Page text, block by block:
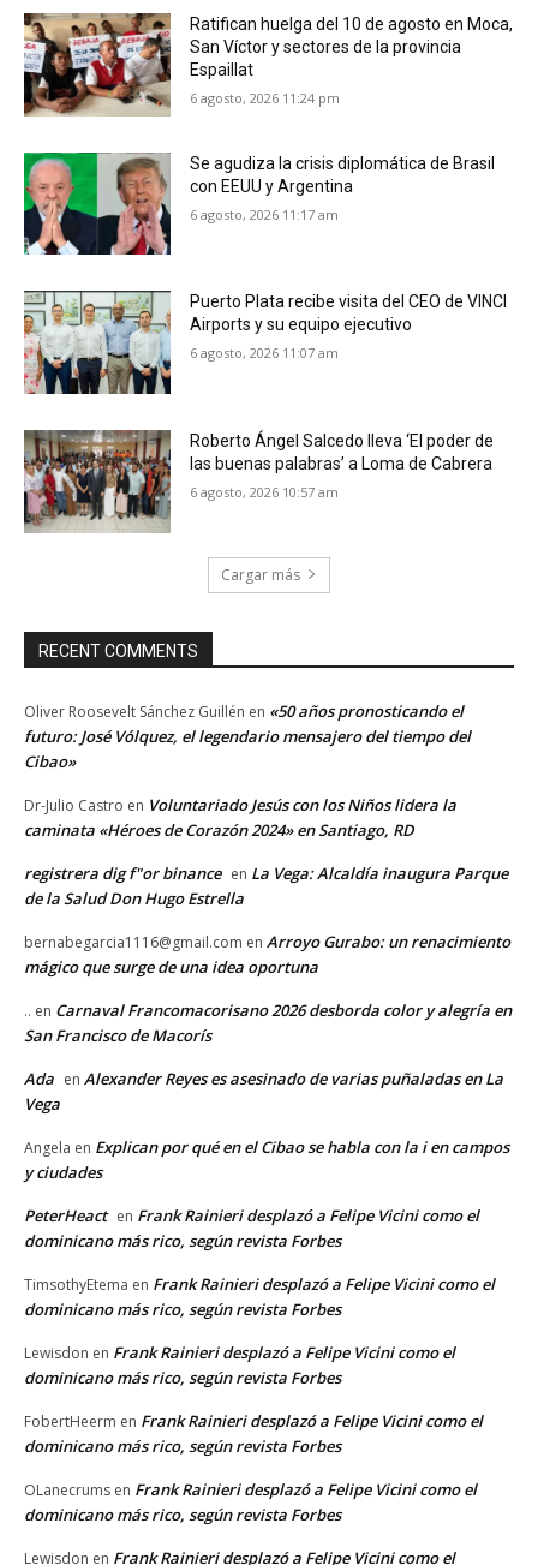
Ratifican huelga del 10 de agosto en Moca,
San Víctor y sectores de la provincia
Espaillat
6 agosto, 2026 11:24 pm
Se agudiza la crisis diplomática de Brasil
con EEUU y Argentina
6 agosto, 2026 11:17 am
Puerto Plata recibe visita del CEO de VINCI
Airports y su equipo ejecutivo
6 agosto, 2026 11:07 am
Roberto Ángel Salcedo lleva ‘El poder de
las buenas palabras’ a Loma de Cabrera
6 agosto, 2026 10:57 am
Cargar más
RECENT COMMENTS
Oliver Roosevelt Sánchez Guillén en «50 años pronosticando el
futuro: José Vólquez, el legendario mensajero del tiempo del
Cibao»
Dr-Julio Castro en Voluntariado Jesús con los Niños lidera la
caminata «Héroes de Corazón 2024» en Santiago, RD
registrera dig f"or binance en La Vega: Alcaldía inaugura Parque
de la Salud Don Hugo Estrella
bernabegarcia1116@gmail.com en Arroyo Gurabo: un renacimiento
mágico que surge de una idea oportuna
.. en Carnaval Francomacorisano 2026 desborda color y alegría en
San Francisco de Macorís
Ada en Alexander Reyes es asesinado de varias puñaladas en La
Vega
Angela en Explican por qué en el Cibao se habla con la i en campos
y ciudades
PeterHeact en Frank Rainieri desplazó a Felipe Vicini como el
dominicano más rico, según revista Forbes
TimsothyEtema en Frank Rainieri desplazó a Felipe Vicini como el
dominicano más rico, según revista Forbes
Lewisdon en Frank Rainieri desplazó a Felipe Vicini como el
dominicano más rico, según revista Forbes
FobertHeerm en Frank Rainieri desplazó a Felipe Vicini como el
dominicano más rico, según revista Forbes
OLanecrums en Frank Rainieri desplazó a Felipe Vicini como el
dominicano más rico, según revista Forbes
Lewisdon en Frank Rainieri desplazó a Felipe Vicini como el